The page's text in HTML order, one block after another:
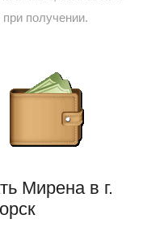
получении.
Мирена в г.